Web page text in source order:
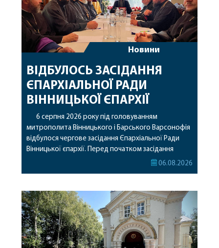
Новини
ВІДБУЛОСЬ ЗАСІДАННЯ
ЄПАРХІАЛЬНОЇ РАДИ
ВІННИЦЬКОЇ ЄПАРХІЇ
6 серпня 2026 року під головуванням
митрополита Вінницького і Барського Варсонофія
відбулося чергове засідання Єпархіальної Ради
Вінницької єпархії. Перед початком засідання
секретар Єпархіальної Ради від імені членів Ради
побажавши йому міцного здоров’я, Божої
допомоги, миру, духовної радості та
благословенних успіхів у подальшому
архіпастирському служінні. […]
06.08.2026